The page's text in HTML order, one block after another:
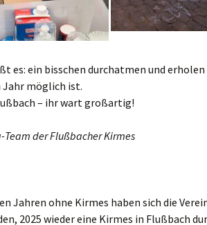
es: ein bisschen durchatmen und erholen
Jahr möglich ist.
– ihr wart großartig!
Team der Flußbacher Kirmes
Jahren ohne Kirmes haben sich die
2025 wieder eine Kirmes in Flußbach